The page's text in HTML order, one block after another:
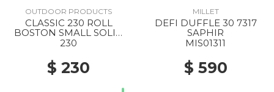
OUTDOOR PRODUCTS
CLASSIC 230 ROLL
BOSTON SMALL SOLID
SKYBLUE
230
$ 230
MILLET
DEFI DUFFLE 30 7317
SAPHIR
MIS01311
$ 590